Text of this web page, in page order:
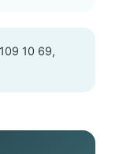
10 69,